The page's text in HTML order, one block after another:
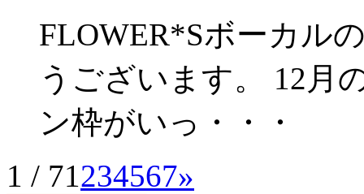
FLOWER*Sボーカル
うございます。 12月
ン枠がいっ・・・
1 / 71234567»